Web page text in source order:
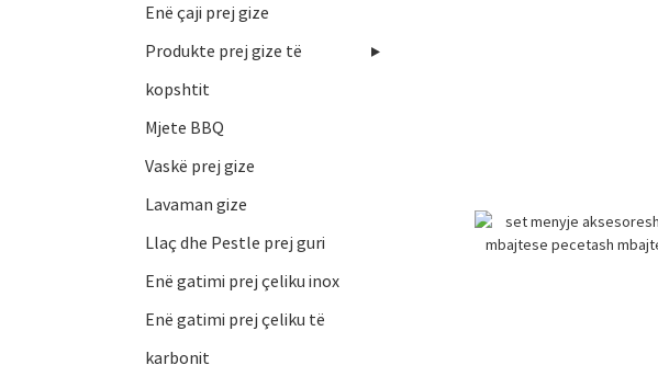
Enë çaji prej gize
Produkte prej gize të
kopshtit
Mjete BBQ
Vaskë prej gize
Lavaman gize
Llaç dhe Pestle prej guri
Enë gatimi prej çeliku inox
Enë gatimi prej çeliku të
karbonit